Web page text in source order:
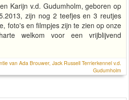
Karijn v.d. Gudumholm, geboren op
zijn nog 2 teefjes en 3 reutjes
foto's en filmpjes zijn te zien op onze
welkom voor een vrijblijvend
van Ada Brouwer, Jack Russell Terrierkennel v.d.
Gudumholm